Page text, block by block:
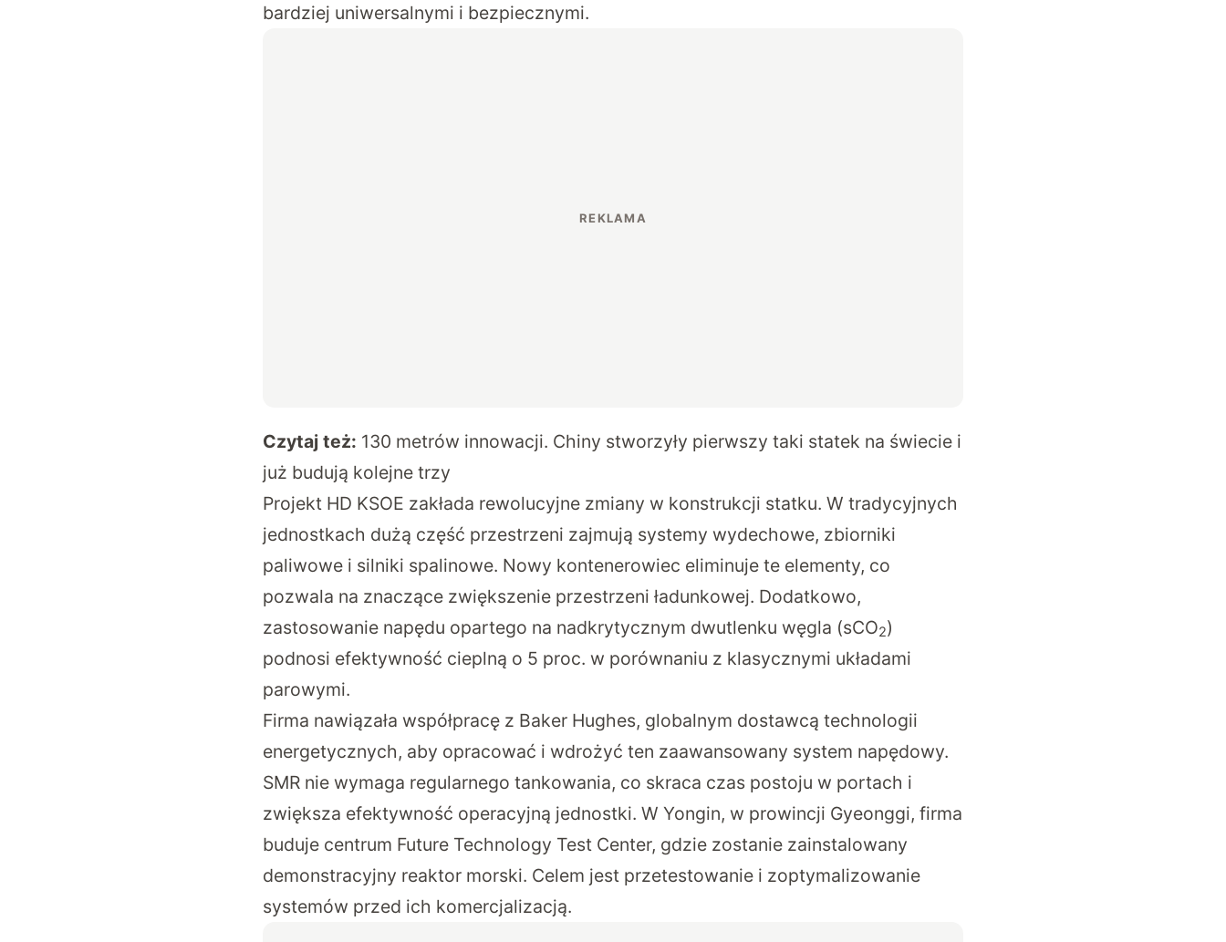
bardziej uniwersalnymi i bezpiecznymi.
Czytaj też: 130 metrów innowacji. Chiny stworzyły pierwszy taki statek na świecie i
już budują kolejne trzy
Projekt HD KSOE zakłada rewolucyjne zmiany w konstrukcji statku. W tradycyjnych
jednostkach dużą część przestrzeni zajmują systemy wydechowe, zbiorniki
paliwowe i silniki spalinowe. Nowy kontenerowiec eliminuje te elementy, co
pozwala na znaczące zwiększenie przestrzeni ładunkowej. Dodatkowo,
zastosowanie napędu opartego na nadkrytycznym dwutlenku węgla (sCO2)
podnosi efektywność cieplną o 5 proc. w porównaniu z klasycznymi układami
parowymi.
Firma nawiązała współpracę z Baker Hughes, globalnym dostawcą technologii
energetycznych, aby opracować i wdrożyć ten zaawansowany system napędowy.
SMR nie wymaga regularnego tankowania, co skraca czas postoju w portach i
zwiększa efektywność operacyjną jednostki. W Yongin, w prowincji Gyeonggi, firma
buduje centrum Future Technology Test Center, gdzie zostanie zainstalowany
demonstracyjny reaktor morski. Celem jest przetestowanie i zoptymalizowanie
systemów przed ich komercjalizacją.